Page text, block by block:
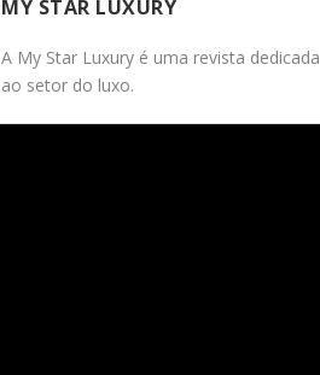
MY STAR LUXURY
A My Star Luxury é uma revista dedicada
ao setor do luxo.